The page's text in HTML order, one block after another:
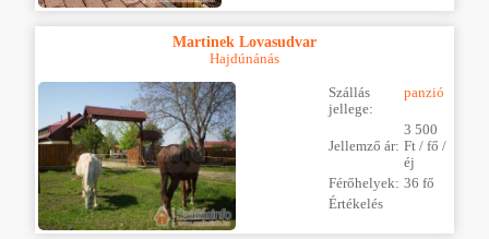
Martinek Lovasudvar
Hajdúnánás
Szállás
jellege:
panzió
Jellemző ár:
3 500
Ft / fő /
éj
Férőhelyek: 36 fő
Értékelés